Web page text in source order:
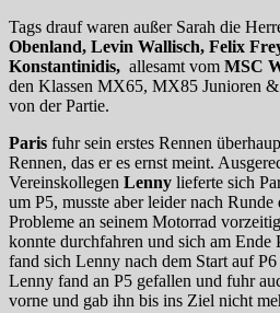
Tags drauf waren außer Sarah die
Obenland, Levin Wallisch, Felix
Konstantinidis, allesamt vom MSC
den Klassen MX65, MX85 Junioren
von der Partie.
Paris fuhr sein erstes Rennen
Rennen, das er es ernst meint.
Vereinskollegen Lenny lieferte sich
um P5, musste aber leider nach
Probleme an seinem Motorrad
konnte durchfahren und sich am
fand sich Lenny nach dem Start auf
Lenny fand an P5 gefallen und fuhr
vorne und gab ihn bis ins Ziel nicht